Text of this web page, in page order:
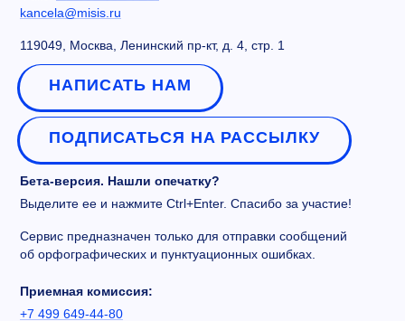
kancela@misis.ru
119049, Москва, Ленинский пр-кт, д. 4, стр. 1
НАПИСАТЬ НАМ
ПОДПИСАТЬСЯ НА РАССЫЛКУ
Бета-версия. Нашли опечатку?
Выделите ее и нажмите Ctrl+Enter. Спасибо за участие!
Сервис предназначен только для отправки сообщений
об орфографических и пунктуационных ошибках.
Приемная комиссия:
+7 499 649-44-80